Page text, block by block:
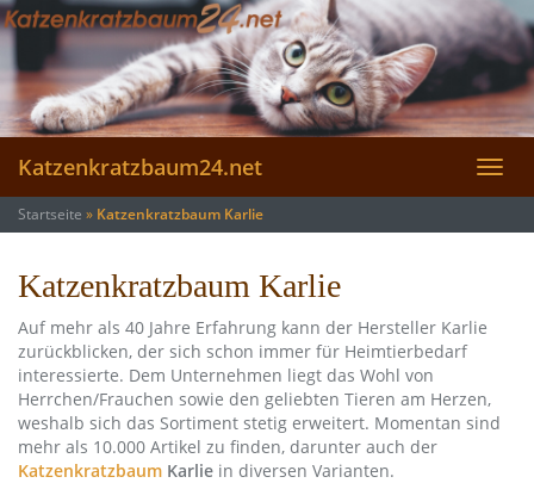
Skip
to
content
Katzenkratzbaum24.net
Startseite » Katzenkratzbaum Karlie
Katzenkratzbaum Karlie
Auf mehr als 40 Jahre Erfahrung kann der Hersteller Karlie
zurückblicken, der sich schon immer für Heimtierbedarf
interessierte. Dem Unternehmen liegt das Wohl von
Herrchen/Frauchen sowie den geliebten Tieren am Herzen,
weshalb sich das Sortiment stetig erweitert. Momentan sind
mehr als 10.000 Artikel zu finden, darunter auch der
Katzenkratzbaum Karlie in diversen Varianten.